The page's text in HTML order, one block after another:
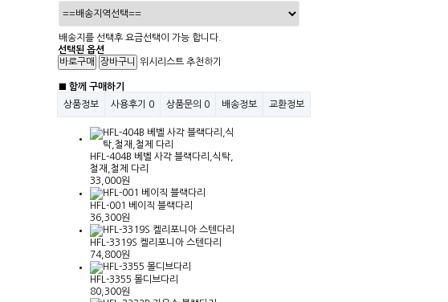
배송지를 선택후 요금선택이 가능 합니다.
선택된 옵션
위시리스트 추천하기
■ 함께 구매하기
상품정보
사용후기 0 상품문의 0 배송정보 교환정보
HFL-404B 베벨 사각 블랙다리,식탁,
철재,철제 다리
33,000원
HFL-001 베이직 블랙다리
36,300원
HFL-3319S 켈리포니아 스텐다리
74,800원
HFL-3355 몰디브다리
80,300원